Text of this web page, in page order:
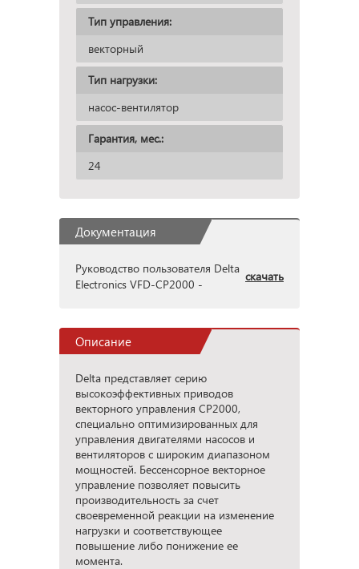
Тип управления:
векторный
Тип нагрузки:
насос-вентилятор
Гарантия, мес.:
24
Документация
Руководство пользователя Delta
Electronics VFD-CP2000 -
скачать
Описание
Delta представляет серию
высокоэффективных приводов
векторного управления CP2000,
специально оптимизированных для
управления двигателями насосов и
вентиляторов с широким диапазоном
мощностей. Бессенсорное векторное
управление позволяет повысить
производительность за счет
своевременной реакции на изменение
нагрузки и соответствующее
повышение либо понижение ее
момента.